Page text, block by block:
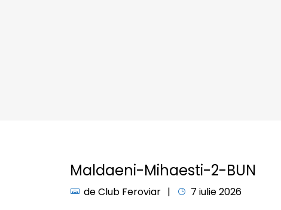
Maldaeni-Mihaesti-2-BUN
deClub Feroviar 7 iulie 2026